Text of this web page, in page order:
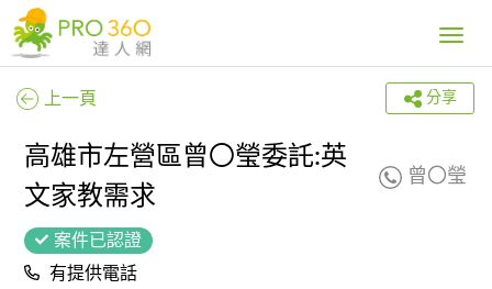
Toggle
上一頁 分享
高雄市左營區曾〇瑩委託:英
文家教需求
曾〇瑩
案件已認證
有提供電話